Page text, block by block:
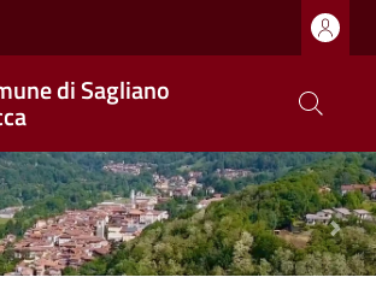
di Sagliano
Next